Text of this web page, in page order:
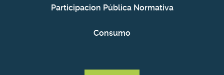
Participacion Pública Normativa
Consumo